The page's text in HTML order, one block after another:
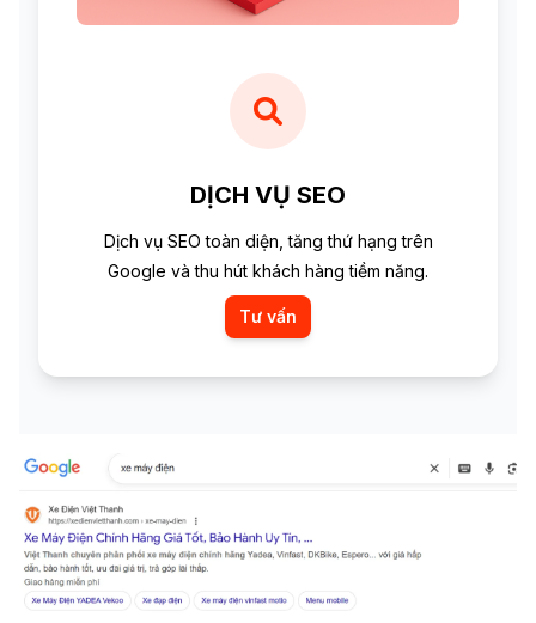
DỊCH VỤ SEO
Dịch vụ SEO toàn diện, tăng thứ hạng trên
Google và thu hút khách hàng tiềm năng.
Tư vấn